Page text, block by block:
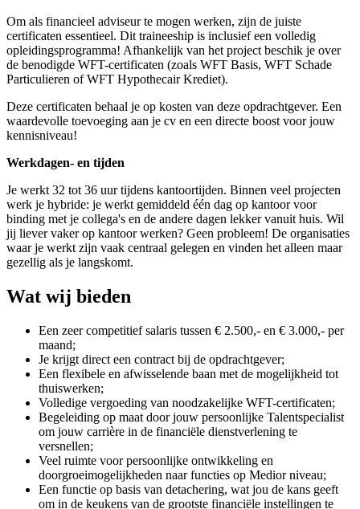
Om als financieel adviseur te mogen werken, zijn de juiste
certificaten essentieel. Dit traineeship is inclusief een volledig
opleidingsprogramma! Afhankelijk van het project beschik je over
de benodigde WFT-certificaten (zoals WFT Basis, WFT Schade
Particulieren of WFT Hypothecair Krediet).
Deze certificaten behaal je op kosten van deze opdrachtgever. Een
waardevolle toevoeging aan je cv en een directe boost voor jouw
kennisniveau!
Werkdagen- en tijden
Je werkt 32 tot 36 uur tijdens kantoortijden. Binnen veel projecten
werk je hybride: je werkt gemiddeld één dag op kantoor voor
binding met je collega's en de andere dagen lekker vanuit huis. Wil
jij liever vaker op kantoor werken? Geen probleem! De organisaties
waar je werkt zijn vaak centraal gelegen en vinden het alleen maar
gezellig als je langskomt.
Wat wij bieden
Een zeer competitief salaris tussen € 2.500,- en € 3.000,- per
maand;
Je krijgt direct een contract bij de opdrachtgever;
Een flexibele en afwisselende baan met de mogelijkheid tot
thuiswerken;
Volledige vergoeding van noodzakelijke WFT-certificaten;
Begeleiding op maat door jouw persoonlijke Talentspecialist
om jouw carrière in de financiële dienstverlening te
versnellen;
Veel ruimte voor persoonlijke ontwikkeling en
doorgroeimogelijkheden naar functies op Medior niveau;
Een functie op basis van detachering, wat jou de kans geeft
om in de keukens van de grootste financiële instellingen te